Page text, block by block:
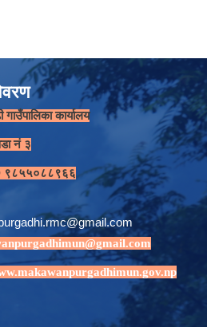
कार्यालय
नं ३
९८५५०८८९६६